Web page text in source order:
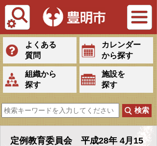
Tiếng Việt
よくある
質問
カレンダー
から探す
組織から
探す
施設を
探す
定例教育委員会 平成28年 4月15